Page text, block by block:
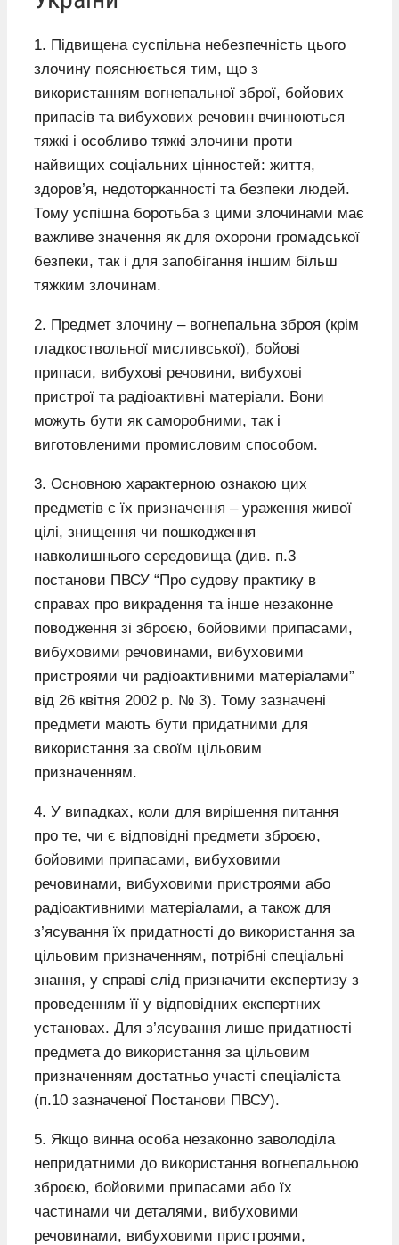
1. Підвищена суспільна небезпечність цього
злочину пояснюється тим, що з
використанням вогнепальної зброї, бойових
припасів та вибухових речовин вчинюються
тяжкі і особливо тяжкі злочини проти
найвищих соціальних цінностей: життя,
здоров’я, недоторканності та безпеки людей.
Тому успішна боротьба з цими злочинами має
важливе значення як для охорони громадської
безпеки, так і для запобігання іншим більш
тяжким злочинам.
2. Предмет злочину – вогнепальна зброя (крім
гладкоствольної мисливської), бойові
припаси, вибухові речовини, вибухові
пристрої та радіоактивні матеріали. Вони
можуть бути як саморобними, так і
виготовленими промисловим способом.
3. Основною характерною ознакою цих
предметів є їх призначення – ураження живої
цілі, знищення чи пошкодження
навколишнього середовища (див. п.3
постанови ПВСУ “Про судову практику в
справах про викрадення та інше незаконне
поводження зі зброєю, бойовими припасами,
вибуховими речовинами, вибуховими
пристроями чи радіоактивними матеріалами”
від 26 квітня 2002 р. № 3). Тому зазначені
предмети мають бути придатними для
використання за своїм цільовим
призначенням.
4. У випадках, коли для вирішення питання
про те, чи є відповідні предмети зброєю,
бойовими припасами, вибуховими
речовинами, вибуховими пристроями або
радіоактивними матеріалами, а також для
з’ясування їх придатності до використання за
цільовим призначенням, потрібні спеціальні
знання, у справі слід призначити експертизу з
проведенням її у відповідних експертних
установах. Для з’ясування лише придатності
предмета до використання за цільовим
призначенням достатньо участі спеціаліста
(п.10 зазначеної Постанови ПВСУ).
5. Якщо винна особа незаконно заволоділа
непридатними до використання вогнепальною
зброєю, бойовими припасами або їх
частинами чи деталями, вибуховими
речовинами, вибуховими пристроями,